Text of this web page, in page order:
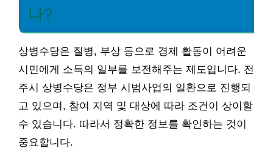
나?
상병수당은 질병, 부상 등으로 경제 활동이 어려운
시민에게 소득의 일부를 보전해주는 제도입니다. 전
주시 상병수당은 정부 시범사업의 일환으로 진행되
고 있으며, 참여 지역 및 대상에 따라 조건이 상이할
수 있습니다. 따라서 정확한 정보를 확인하는 것이
중요합니다.